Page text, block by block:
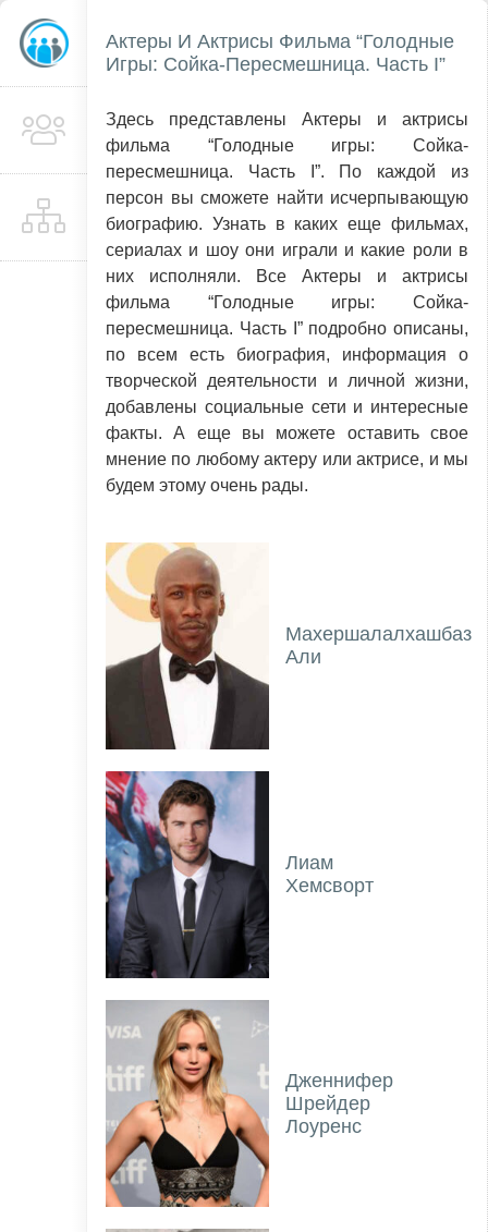
Актеры И Актрисы Фильма “Голодные
Игры: Сойка-Пересмешница. Часть I”
Здесь представлены Актеры и актрисы
фильма “Голодные игры: Сойка-
пересмешница. Часть I”. По каждой из
персон вы сможете найти исчерпывающую
биографию. Узнать в каких еще фильмах,
сериалах и шоу они играли и какие роли в
них исполняли. Все Актеры и актрисы
фильма “Голодные игры: Сойка-
пересмешница. Часть I” подробно описаны,
по всем есть биография, информация о
творческой деятельности и личной жизни,
добавлены социальные сети и интересные
факты. А еще вы можете оставить свое
мнение по любому актеру или актрисе, и мы
будем этому очень рады.
Махершалалхашбаз
Али
Лиам
Хемсворт
Дженнифер
Шрейдер
Лоуренс